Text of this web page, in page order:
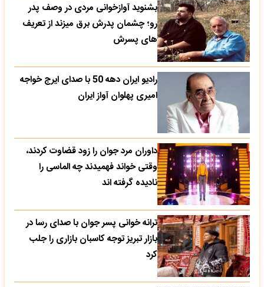
بشنوید آوازخوانی مردی در وصف پدر
رو؛ چشمان پدرش برق میزند از تعریف
های پسرش
رادیو ایران دهه 50 با صدای ایرج خواجه
امیری پهلوان آواز ایران
داوران مرد جوان را زود قضاوت کردند،
وقتی خواند فهمیدند چه الماسی را
نادیده گرفته اند
ترانه خوانی پسر جوان با صدای رسا در
بازار تبریز توجه کاسبان بازاری را جلب
کرد